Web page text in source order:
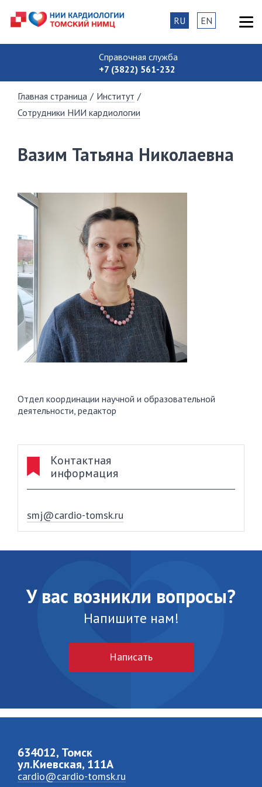
Справочная служба
+7 (3822) 561-232
RU EN
Главная страница / Институт /
Сотрудники НИИ кардиологии
Вазим Татьяна Николаевна
Отдел координации научной и образовательной
деятельности, редактор
Контактная
информация
smj@cardio-tomsk.ru
У вас возникли вопросы?
Напишите нам!
Написать
634012, Томск
ул.Киевская, 111A
cardio@cardio-tomsk.ru